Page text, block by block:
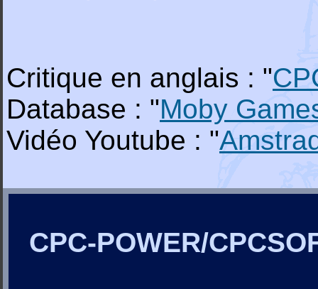
Critique en anglais : "
Database : "Moby
Vidéo Youtube : "
CPC-POWER/